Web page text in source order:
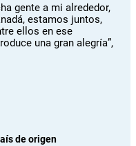
gente a mi alrededor,
estamos juntos,
ellos en ese
una gran alegría”,
de origen